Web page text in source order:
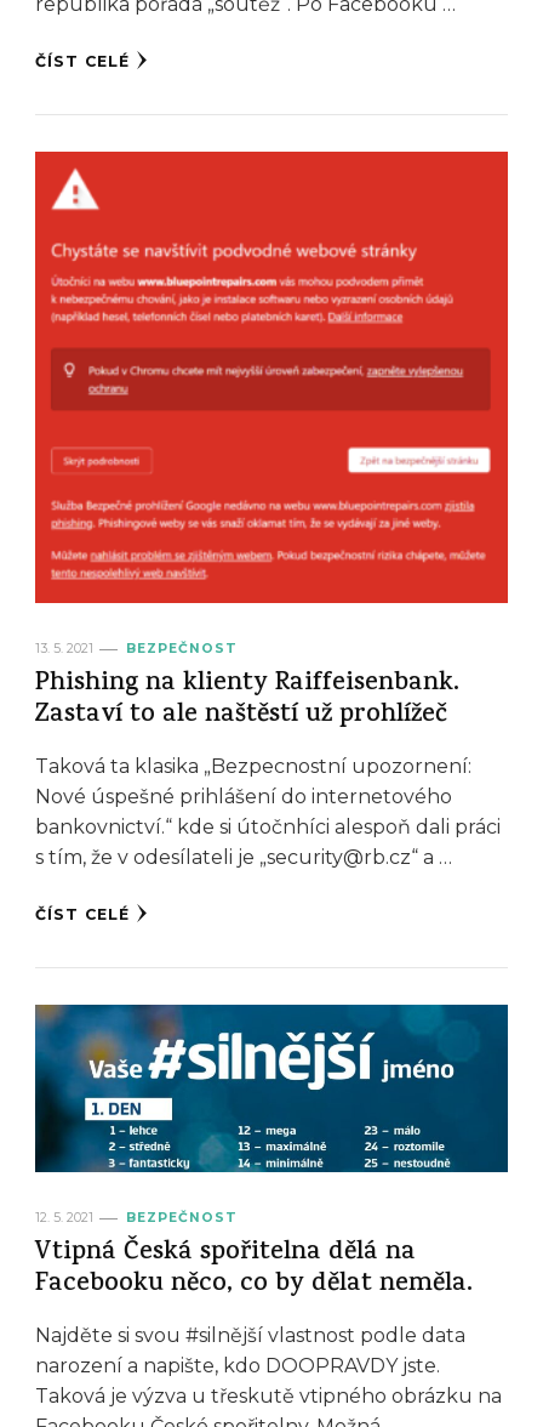
ČÍST CELÉ
13. 5. 2021 BEZPEČNOST
Phishing na klienty Raiffeisenbank.
Zastaví to ale naštěstí už prohlížeč
Taková ta klasika „Bezpecnostní upozornení:
Nové úspešné prihlášení do internetového
bankovnictví.“ kde si útočnhíci alespoň dali práci
s tím, že v odesílateli je „security@rb.cz“ a …
ČÍST CELÉ
12. 5. 2021 BEZPEČNOST
Vtipná Česká spořitelna dělá na
Facebooku něco, co by dělat neměla.
Najděte si svou #silnější vlastnost podle data
narození a napište, kdo DOOPRAVDY jste.
Taková je výzva u třeskutě vtipného obrázku na